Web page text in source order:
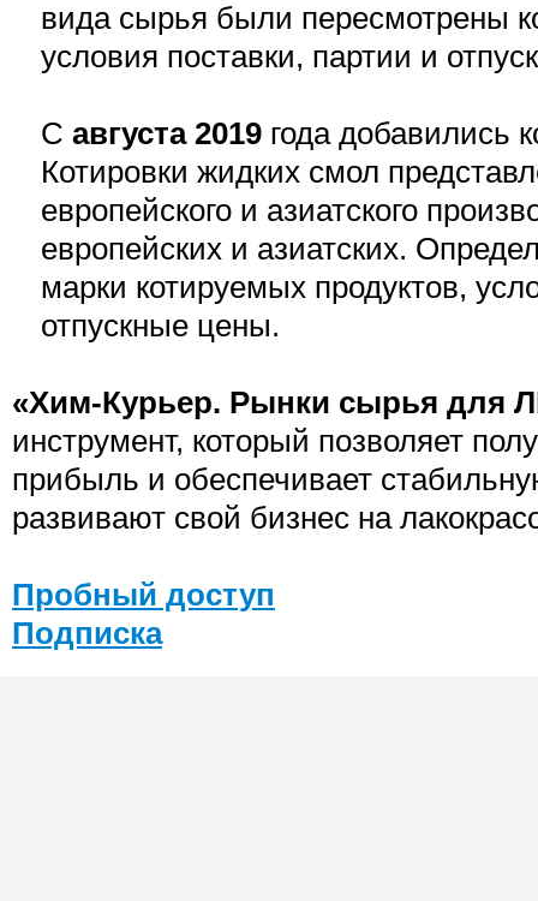
вида сырья были пересмотрены
условия поставки, партии и
С августа 2019 года добавились
Котировки жидких смол
европейского и азиатского
европейских и азиатских.
марки котируемых продуктов,
отпускные цены.
«Хим-Курьер. Рынки сырья для
инструмент, который позволяет
прибыль и обеспечивает
развивают свой бизнес на
Пробный доступ
Подписка